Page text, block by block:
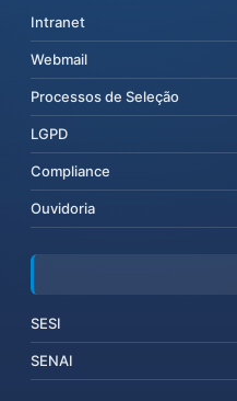
Intranet
Webmail
Processos de Seleção
LGPD
Compliance
Ouvidoria
SESI
SENAI